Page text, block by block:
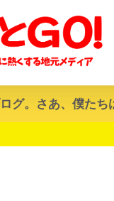
グ。さあ、僕たち